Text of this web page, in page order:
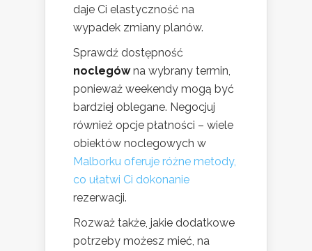
daje Ci elastyczność na
wypadek zmiany planów.
Sprawdź dostępność
noclegówna wybrany termin,
ponieważ weekendy mogą być
bardziej oblegane. Negocjuj
również opcje płatności – wiele
obiektów noclegowych w
Malborku oferuje różne metody,
co ułatwi Ci dokonanie
rezerwacji.
Rozważ także, jakie dodatkowe
potrzeby możesz mieć, na